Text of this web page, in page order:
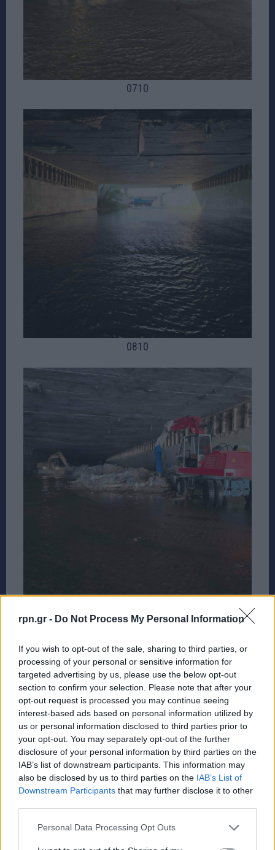
rpn.gr - Do Not Process My Personal Information
If you wish to opt-out of the sale, sharing to third parties, or
processing of your personal or sensitive information for
targeted advertising by us, please use the below opt-out
section to confirm your selection. Please note that after your
opt-out request is processed you may continue seeing
interest-based ads based on personal information utilized by
us or personal information disclosed to third parties prior to
your opt-out. You may separately opt-out of the further
disclosure of your personal information by third parties on the
IAB’s list of downstream participants. This information may
also be disclosed by us to third parties on the IAB’s List of
Downstream Participants that may further disclose it to other
Personal Data Processing Opt Outs
0710
0810